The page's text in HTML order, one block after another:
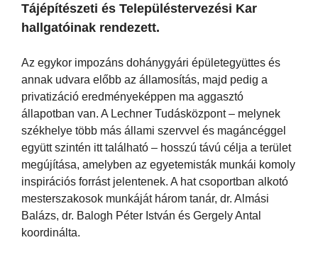
Tájépítészeti és Településtervezési Kar
hallgatóinak rendezett.
Az egykor impozáns dohánygyári épületegyüttes és
annak udvara előbb az államosítás, majd pedig a
privatizáció eredményeképpen ma aggasztó
állapotban van. A Lechner Tudásközpont – melynek
székhelye több más állami szervvel és magáncéggel
együtt szintén itt található – hosszú távú célja a terület
megújítása, amelyben az egyetemisták munkái komoly
inspirációs forrást jelentenek. A hat csoportban alkotó
mesterszakosok munkáját három tanár, dr. Almási
Balázs, dr. Balogh Péter István és Gergely Antal
koordinálta.